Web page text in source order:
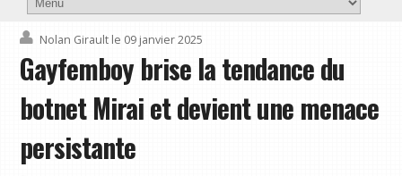
Nolan Girault le 09 janvier 2025
Gayfemboy brise la tendance du
botnet Mirai et devient une menace
persistante